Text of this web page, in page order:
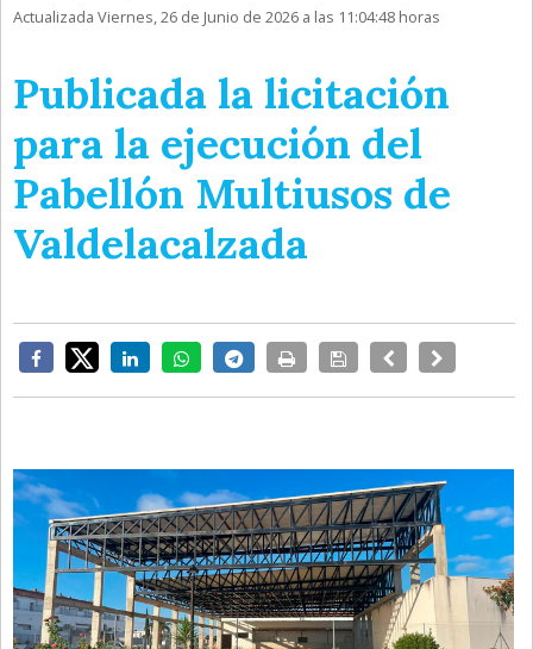
Actualizada Viernes, 26 de Junio de 2026 a las 11:04:48 horas
Publicada la licitación
para la ejecución del
Pabellón Multiusos de
Valdelacalzada